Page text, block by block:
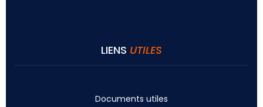
LIENS UTILES
Documents utiles